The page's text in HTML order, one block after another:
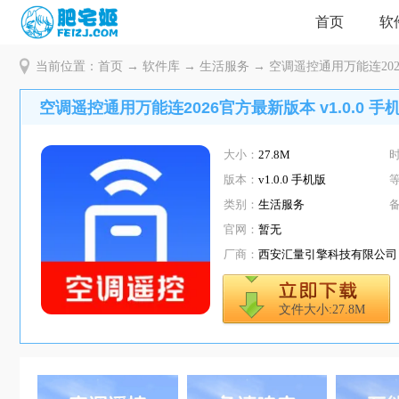
首页 软
当前位置： 首页 → 软件库 → 生活服务 → 空调遥控通用万能连
空调遥控通用万能连2026官方最新版本 v1.0.0 手
大小： 27.8M
版本： v1.0.0 手机版
类别： 生活服务
官网： 暂无
厂商： 西安汇量引擎科技有限公司
文件大小:27.8M